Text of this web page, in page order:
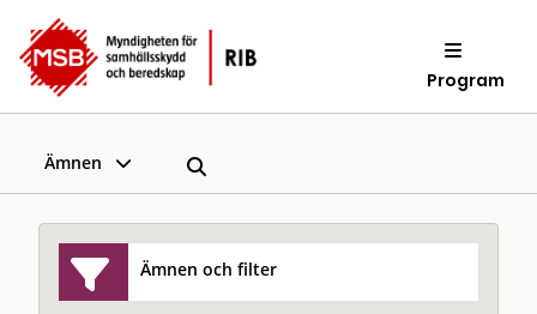
Program
Ämnen
Ämnen och filter